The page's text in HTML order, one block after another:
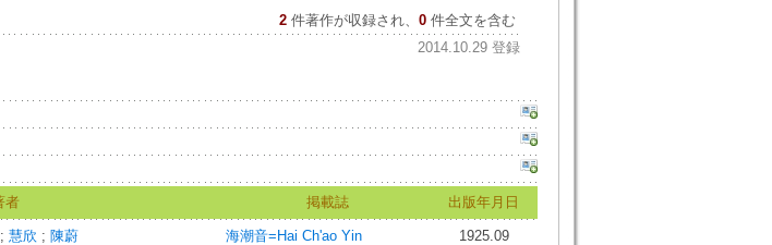
2 件著作が収録され、 0件全文を含む
2014.10.29 登録
者 掲載誌 出版年月日
; 慧欣 ; 陳蔚 海潮音=Hai Ch'ao Yin 1925.09